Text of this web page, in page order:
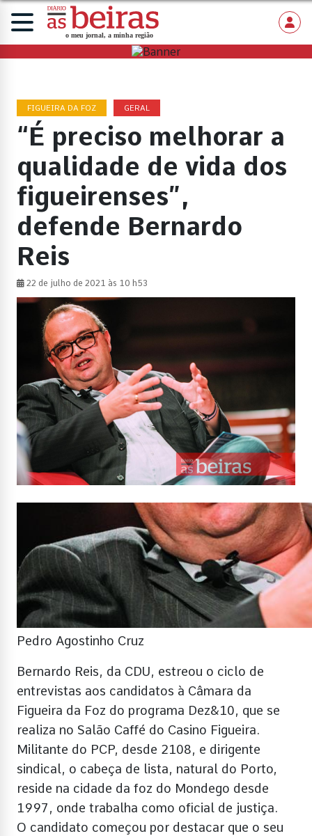
FIGUEIRA DA FOZ GERAL
“É preciso melhorar a
qualidade de vida dos
figueirenses”,
defende Bernardo
Reis
22 de julho de 2021 às 10 h53
Pedro Agostinho Cruz
Bernardo Reis, da CDU, estreou o ciclo de
entrevistas aos candidatos à Câmara da
Figueira da Foz do programa Dez&10, que se
realiza no Salão Caffé do Casino Figueira.
Militante do PCP, desde 2108, e dirigente
sindical, o cabeça de lista, natural do Porto,
reside na cidade da foz do Mondego desde
1997, onde trabalha como oficial de justiça.
O candidato começou por destacar que o seu